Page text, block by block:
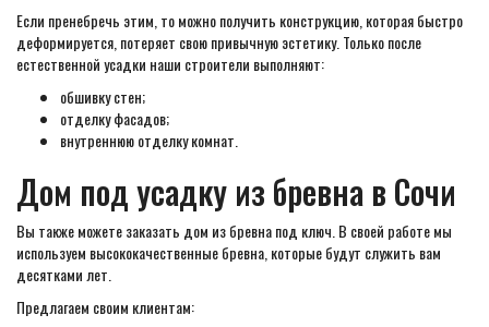
Если пренебречь этим, то можно получить конструкцию, которая быстро
деформируется, потеряет свою привычную эстетику. Только после
естественной усадки наши строители выполняют:
обшивку стен;
отделку фасадов;
внутреннюю отделку комнат.
Дом под усадку из бревна в Сочи
Вы также можете заказать дом из бревна под ключ. В своей работе мы
используем высококачественные бревна, которые будут служить вам
десятками лет.
Предлагаем своим клиентам: